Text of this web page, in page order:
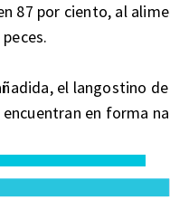
87 por ciento, al
el langostino
en forma